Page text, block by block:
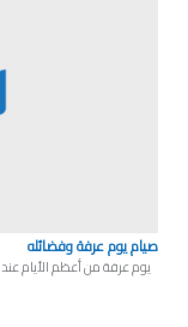
صيام يوم عرفة وفضائله
يوم عرفة من أعظم الأيام